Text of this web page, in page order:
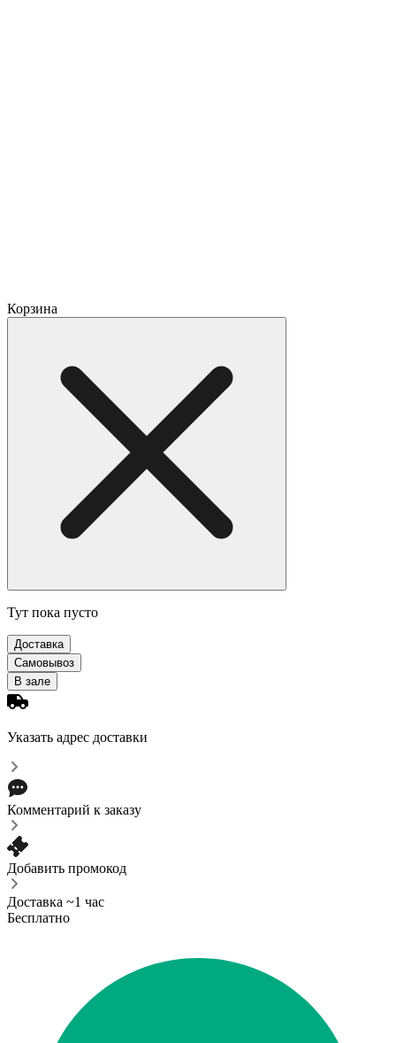
Корзина
Тут пока пусто
Доставка
Самовывоз
В зале
Указать адрес доставки
Комментарий к заказу
Добавить промокод
Доставка ~1 час
Бесплатно